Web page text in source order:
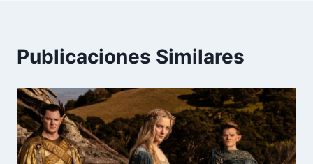
Publicaciones Similares